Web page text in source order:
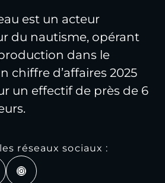
est un acteur
du nautisme, opérant
dans le
chiffre d’affaires 2025
un effectif de près de 6
réseaux sociaux :